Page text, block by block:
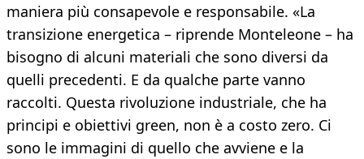
maniera più consapevole e responsabile. «La
transizione energetica – riprende Monteleone – ha
bisogno di alcuni materiali che sono diversi da
quelli precedenti. E da qualche parte vanno
raccolti. Questa rivoluzione industriale, che ha
principi e obiettivi green, non è a costo zero. Ci
sono le immagini di quello che avviene e la